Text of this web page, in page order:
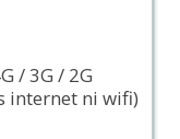
/ 3G / 2G
internet ni wifi)